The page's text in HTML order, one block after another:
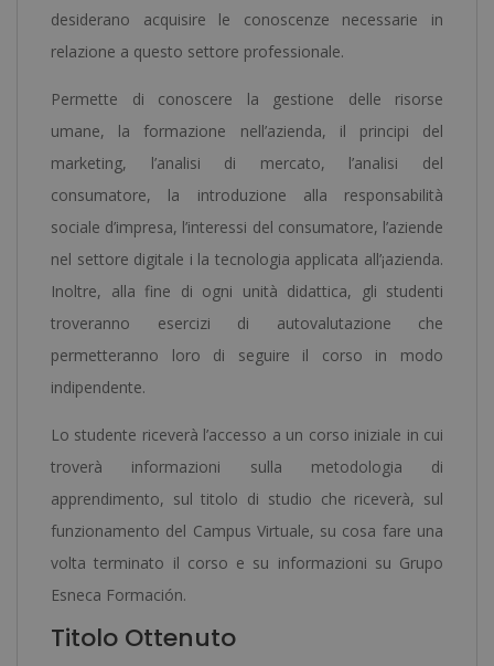
desiderano acquisire le conoscenze necessarie in
relazione a questo settore professionale.
Permette di conoscere la gestione delle risorse
umane, la formazione nell’azienda, il principi del
marketing, l’analisi di mercato, l’analisi del
consumatore, la introduzione alla responsabilità
sociale d’impresa, l’interessi del consumatore, l’aziende
nel settore digitale i la tecnologia applicata all’¡azienda.
Inoltre, alla fine di ogni unità didattica, gli studenti
troveranno esercizi di autovalutazione che
permetteranno loro di seguire il corso in modo
indipendente.
Lo studente riceverà l’accesso a un corso iniziale in cui
troverà informazioni sulla metodologia di
apprendimento, sul titolo di studio che riceverà, sul
funzionamento del Campus Virtuale, su cosa fare una
volta terminato il corso e su informazioni su Grupo
Esneca Formación.
Titolo Ottenuto